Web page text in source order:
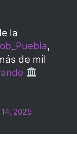
la
,
de mil
2025